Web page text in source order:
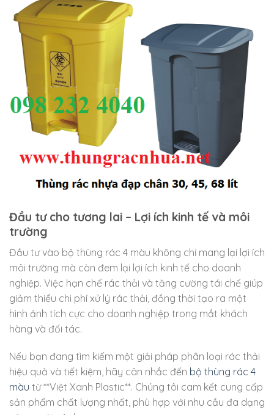
Đầu tư cho tương lai – Lợi ích kinh tế và môi
trường
Đầu tư vào bộ thùng rác 4 màu không chỉ mang lại lợi ích
môi trường mà còn đem lại lợi ích kinh tế cho doanh
nghiệp. Việc hạn chế rác thải và tăng cường tái chế giúp
giảm thiểu chi phí xử lý rác thải, đồng thời tạo ra một
hình ảnh tích cực cho doanh nghiệp trong mắt khách
hàng và đối tác.
Nếu bạn đang tìm kiếm một giải pháp phân loại rác thải
hiệu quả và tiết kiệm, hãy cân nhắc đến bộ thùng rác 4
màu từ **Việt Xanh Plastic**. Chúng tôi cam kết cung cấp
sản phẩm chất lượng nhất, phù hợp với nhu cầu đa dạng